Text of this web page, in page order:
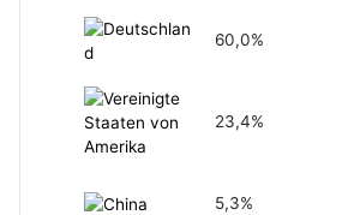
60,0%
23,4%
5,3%